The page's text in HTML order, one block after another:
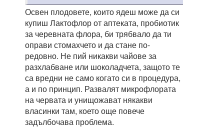
Освен плодовете, които ядеш може да си
купиш Лактофлор от аптеката, пробиотик
за черевната флора, би трябвало да ти
оправи стомахчето и да стане по-
редовно. Не пий никакви чайове за
разхлабване или шоколадчета, защото те
са вредни не само когато си в процедура,
а и по принцип. Развалят микрофлората
на червата и унищожават някакви
власинки там, което още повече
задълбочава проблема.